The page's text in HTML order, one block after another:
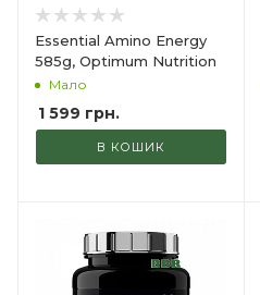
Essential Amino Energy
585g, Optimum Nutrition
Мало
1 599 грн.
В КОШИК